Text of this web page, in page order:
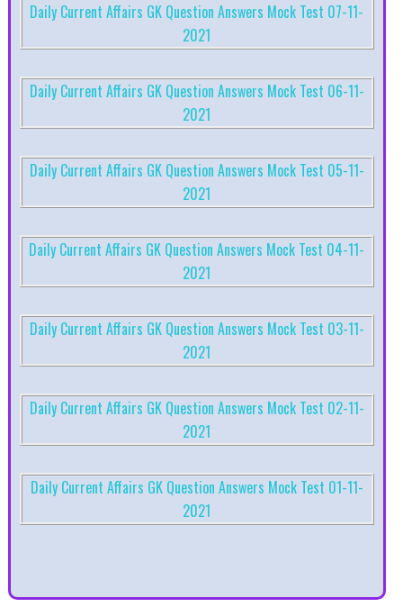
Daily Current Affairs GK Question Answers Mock Test 07-11-
2021
Daily Current Affairs GK Question Answers Mock Test 06-11-
2021
Daily Current Affairs GK Question Answers Mock Test 05-11-
2021
Daily Current Affairs GK Question Answers Mock Test 04-11-
2021
Daily Current Affairs GK Question Answers Mock Test 03-11-
2021
Daily Current Affairs GK Question Answers Mock Test 02-11-
2021
Daily Current Affairs GK Question Answers Mock Test 01-11-
2021